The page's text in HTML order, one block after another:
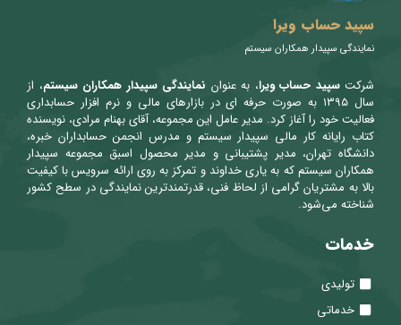
سپید حساب ویرا
نمایندگی سپیدار همکاران سیستم
شرکتسپید حساب ویرا، به عنوان نمایندگی سپیدار همکاران سیستم، از
سال ۱۳۹۵ به صورت حرفه ای در بازارهای مالی و نرم افزار حسابداری
فعالیت خود را آغاز کرد. مدیر عامل این مجموعه، آقای بهنام مرادی، نویسنده
کتاب رایانه کار مالی سپیدار سیستم و مدرس انجمن حسابداران خبره،
دانشگاه تهران، مدیر پشتیبانی و مدیر محصول اسبق مجموعه سپیدار
همکاران سیستم که به یاری خداوند و تمرکز به روی ارائه سرویس با کیفیت
بالا به مشتریان گرامی از لحاظ فنی، قدرتمندترین نمایندگی در سطح کشور
شناخته می‌شود.
خدمات
تولیدی
خدماتی